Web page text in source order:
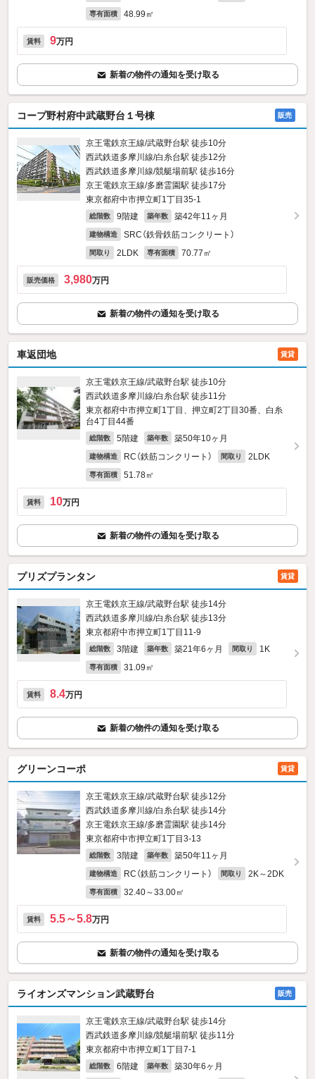
専有面積 48.99㎡
賃料 9万円
新着の物件の通知を受け取る
コープ野村府中武蔵野台１号棟 販売
京王電鉄京王線/武蔵野台駅 徒歩10分
西武鉄道多摩川線/白糸台駅 徒歩12分
西武鉄道多摩川線/競艇場前駅 徒歩16分
京王電鉄京王線/多磨霊園駅 徒歩17分
東京都府中市押立町1丁目35-1
総階数 9階建 築年数 築42年11ヶ月
建物構造 SRC（鉄骨鉄筋コンクリート）
間取り 2LDK 専有面積 70.77㎡
販売価格 3,980万円
新着の物件の通知を受け取る
車返団地 賃貸
京王電鉄京王線/武蔵野台駅 徒歩10分
西武鉄道多摩川線/白糸台駅 徒歩11分
東京都府中市押立町1丁目、押立町2丁目30番、白糸
台4丁目44番
総階数 5階建 築年数 築50年10ヶ月
建物構造 RC（鉄筋コンクリート） 間取り 2LDK
専有面積 51.78㎡
賃料 10万円
新着の物件の通知を受け取る
プリズプランタン 賃貸
京王電鉄京王線/武蔵野台駅 徒歩14分
西武鉄道多摩川線/白糸台駅 徒歩13分
東京都府中市押立町1丁目11-9
総階数 3階建 築年数 築21年6ヶ月 間取り 1K
専有面積 31.09㎡
賃料 8.4万円
新着の物件の通知を受け取る
グリーンコーポ 賃貸
京王電鉄京王線/武蔵野台駅 徒歩12分
西武鉄道多摩川線/白糸台駅 徒歩14分
京王電鉄京王線/多磨霊園駅 徒歩14分
東京都府中市押立町1丁目3-13
総階数 3階建 築年数 築50年11ヶ月
建物構造 RC（鉄筋コンクリート） 間取り 2K～2DK
専有面積 32.40～33.00㎡
賃料 5.5～5.8万円
新着の物件の通知を受け取る
ライオンズマンション武蔵野台 販売
京王電鉄京王線/武蔵野台駅 徒歩14分
西武鉄道多摩川線/競艇場前駅 徒歩11分
東京都府中市押立町1丁目7-1
総階数 6階建 築年数 築30年6ヶ月